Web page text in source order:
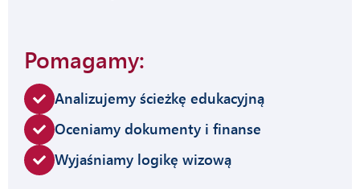
Pomagamy:
Analizujemy ścieżkę edukacyjną
Oceniamy dokumenty i finanse
Wyjaśniamy logikę wizową